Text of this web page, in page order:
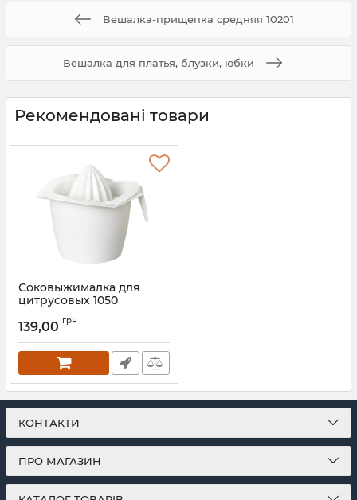
Вешалка-прищепка средняя 10201
Вешалка для платья, блузки, юбки
Рекомендовані товари
Соковыжималка для
цитрусовых 1050
139,00 грн
КОНТАКТИ
ПРО МАГАЗИН